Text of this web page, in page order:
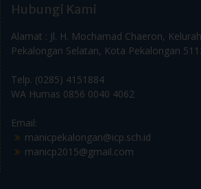
Hubungi Kami
Alamat : Jl. H. Mochamad Chaeron,
Pekalongan Selatan, Kota Pekalongan
Telp. (0285) 4151884
WA Humas 0856 0040 4062
Email:
manicpekalongan@icp.sch.id
manicp2015@gmail.com